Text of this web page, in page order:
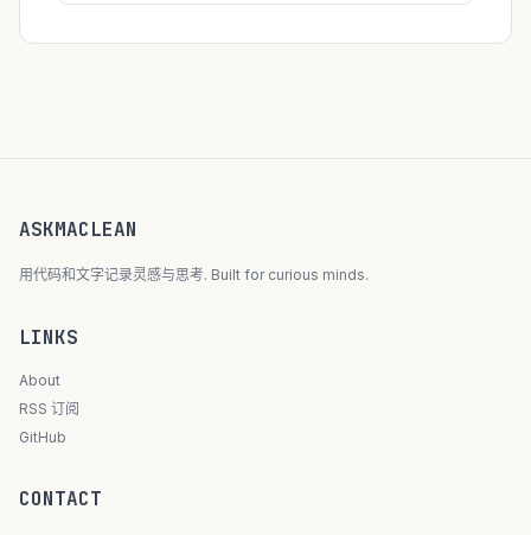
ASKMACLEAN
用代码和文字记录灵感与思考. Built for curious minds.
LINKS
About
RSS 订阅
GitHub
CONTACT